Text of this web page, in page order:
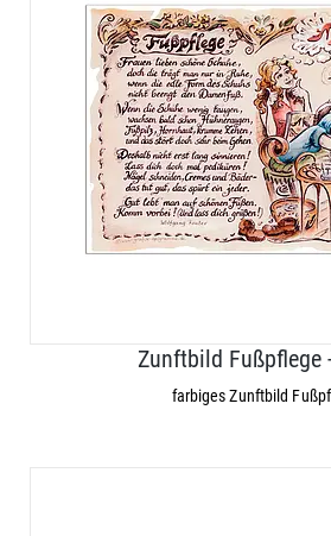
Zunftbild Fußpflege
farbiges Zunftbild